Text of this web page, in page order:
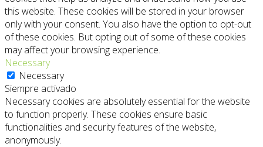
this website. These cookies will be stored in your browser
only with your consent. You also have the option to opt-out
of these cookies. But opting out of some of these cookies
may affect your browsing experience.
Necessary
Necessary
Siempre activado
Necessary cookies are absolutely essential for the website
to function properly. These cookies ensure basic
functionalities and security features of the website,
anonymously.